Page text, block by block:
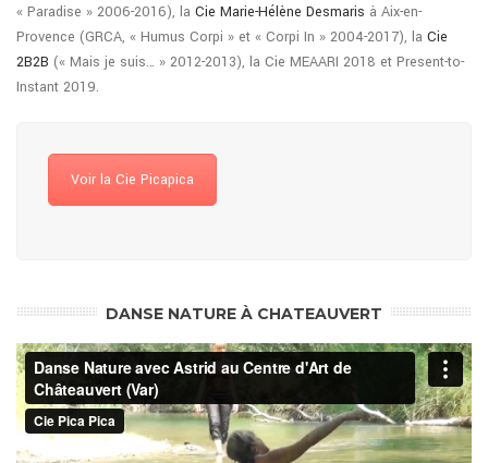
« Paradise » 2006-2016), la Cie Marie-Hélène Desmaris à Aix-en-
Provence (GRCA, « Humus Corpi » et « Corpi In » 2004-2017), la Cie
2B2B (« Mais je suis… » 2012-2013), la Cie MEAARI 2018 et Present-to-
Instant 2019.
Voir la Cie Picapica
DANSE NATURE À CHATEAUVERT